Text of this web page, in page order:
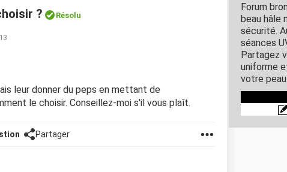
? Résolu
leur donner du peps en mettant de
le choisir. Conseillez-moi s'il vous plaît.
Partager
Forum
beau hâle
sécurité.
séances
Partagez
uniforme
votre